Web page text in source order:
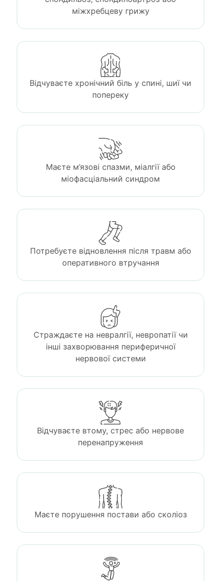
міжхребцеву грижу
Відчуваєте хронічний біль у спині, шиї чи
попереку
Маєте м’язові спазми, міалгії або
міофасціальний синдром
Потребуєте відновлення після травм або
оперативного втручання
Страждаєте на невралгії, невропатії чи
інші захворювання периферичної
нервової системи
Відчуваєте втому, стрес або нервове
перенапруження
Маєте порушення постави або сколіоз